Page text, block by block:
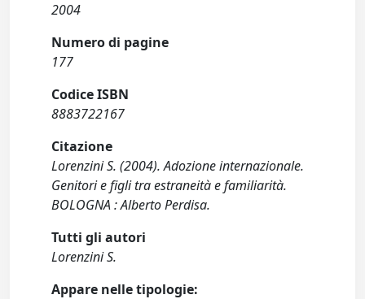
2004
Numero di pagine
177
Codice ISBN
8883722167
Citazione
Lorenzini S. (2004). Adozione internazionale.
Genitori e figli tra estraneità e familiarità.
BOLOGNA : Alberto Perdisa.
Tutti gli autori
Lorenzini S.
Appare nelle tipologie: